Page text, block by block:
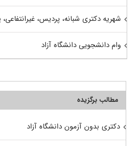
شهریه دکتری شبانه، پردیس، غیرانتفاعی،
وام دانشجویی دانشگاه آزاد
مطالب برگزیده
دکتری بدون آزمون دانشگاه آزاد